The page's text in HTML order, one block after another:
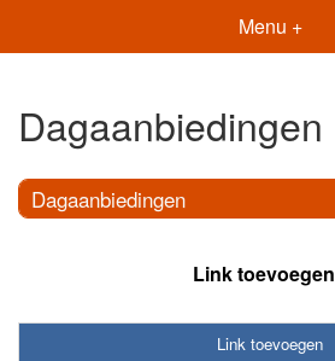
Menu +
Dagaanbiedingen
Dagaanbiedingen
Link toevoegen
Link toevoegen